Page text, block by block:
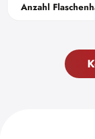
Anzahl